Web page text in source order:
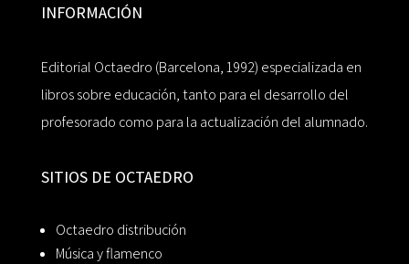
INFORMACIÓN
Editorial Octaedro (Barcelona, 1992) especializada en
libros sobre educación, tanto para el desarrollo del
profesorado como para la actualización del alumnado.
SITIOS DE OCTAEDRO
Octaedro distribución
Música y flamenco